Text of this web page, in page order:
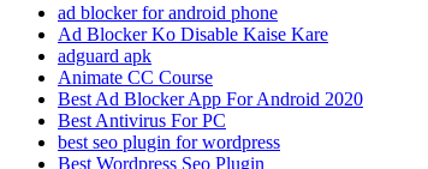
ad blocker for android phone
Ad Blocker Ko Disable Kaise Kare
adguard apk
Animate CC Course
Best Ad Blocker App For Android 2020
Best Antivirus For PC
best seo plugin for wordpress
Best Wordpress Seo Plugin